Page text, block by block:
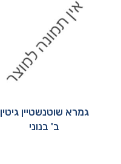
גמרא שוטנשטיין גיטין
ב' בנוני